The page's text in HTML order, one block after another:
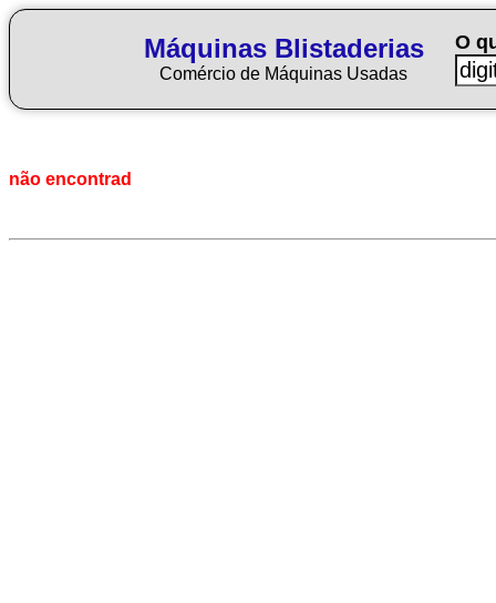
Máquinas Blistaderias
Comércio de Máquinas Usadas
O
não encontrad